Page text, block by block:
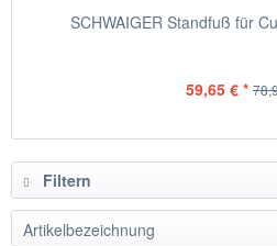
SCHWAIGER Standfuß für
59,65 € *
Filtern